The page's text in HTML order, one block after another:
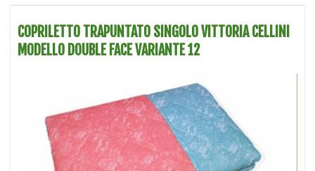
COPRILETTO TRAPUNTATO SINGOLO VITTORIA CELLINI
MODELLO DOUBLE FACE VARIANTE 12